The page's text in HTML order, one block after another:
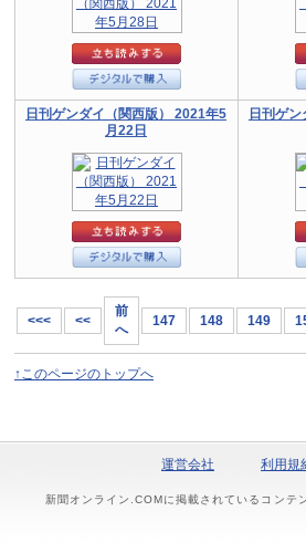
日刊ゲンダイ（関西版） 2021年5
月22日
日刊ゲ
<<< <<
前
へ
147 148 149
↑このページのトップへ
運営会社 利用規
新聞オンライン.COMに掲載されているコンテ